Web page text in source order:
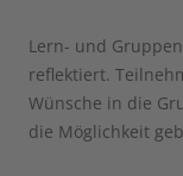
Lern- und
reflektiert.
Wünsche in die
die Möglichkeit